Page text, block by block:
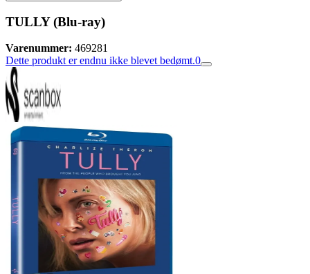
TULLY (Blu-ray)
Varenummer: 469281
Dette produkt er endnu ikke blevet bedømt.0